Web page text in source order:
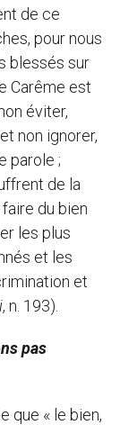
de ce
pour nous
blessés sur
Carême est
éviter,
non ignorer,
parole ;
de la
du bien
les plus
et les
et
, n. 193).
pas
que « le bien,